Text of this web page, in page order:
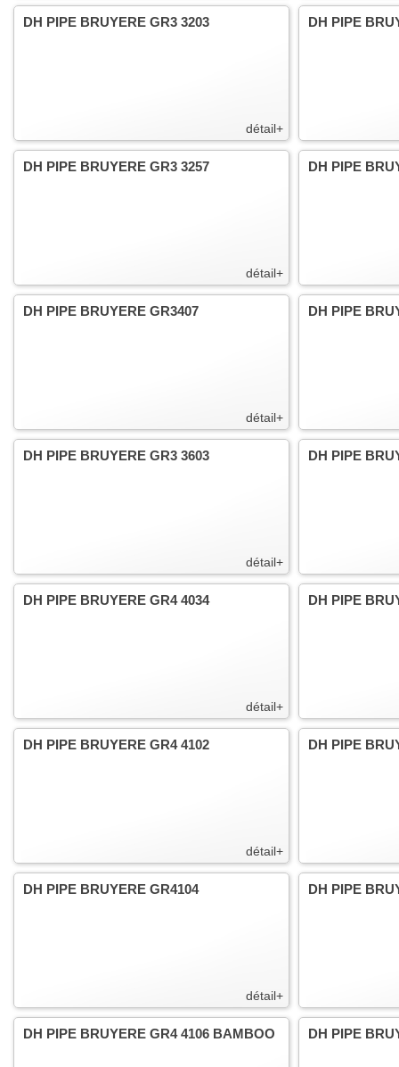
détail+
DH PIPE BRUYERE GR3 3203 DH PIPE
détail+
DH PIPE BRUYERE GR3 3257 DH PIPE
détail+
DH PIPE BRUYERE GR3407 DH PIPE
détail+
DH PIPE BRUYERE GR3 3603 DH PIPE
détail+
DH PIPE BRUYERE GR4 4034 DH PIPE
détail+
DH PIPE BRUYERE GR4 4102 DH PIPE
détail+
DH PIPE BRUYERE GR4104 DH PIPE
DH PIPE BRUYERE GR4 4106 BAMBOO DH PIPE